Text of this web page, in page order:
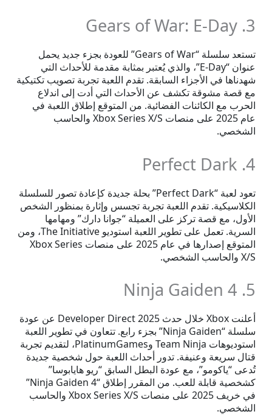
3. Gears of War: E-Day
تستعد سلسلة “Gears of War” للعودة بجزء جديد يحمل
عنوان “E-Day”، والذي يُعتبر بمثابة مقدمة للأحداث التي
شهدناها في الأجزاء السابقة. تقدم اللعبة تجربة تصويب تكتيكية
مع قصة مشوقة تكشف عن الأحداث التي أدت إلى اندلاع
الحرب مع الكائنات الفضائية. من المتوقع إطلاق اللعبة في
عام 2025 على منصات Xbox Series X/S والحاسب
الشخصي.
4. Perfect Dark
تعود لعبة “Perfect Dark” بحلة جديدة كإعادة تصور للسلسلة
الكلاسيكية. تقدم اللعبة تجربة تجسس وإثارة بمنظور الشخص
الأول، مع قصة تركز على العميلة “جوانا دارك” ومهامها
السرية. تعمل على تطوير اللعبة استوديو The Initiative، ومن
المتوقع إصدارها في عام 2025 على منصات Xbox Series
X/S والحاسب الشخصي.
5. Ninja Gaiden 4
أعلنت Xbox خلال حدث Developer Direct 2025 عن عودة
سلسلة “Ninja Gaiden” بجزء رابع. تتعاون في تطوير اللعبة
استوديوهات Team Ninja وPlatinumGames، لتقديم تجربة
قتال سريعة وعنيفة. تدور أحداث اللعبة حول شخصية جديدة
تُدعى “ياكومو”، مع عودة البطل السابق “ريو هايابوسا”
كشخصية قابلة للعب. من المقرر إطلاق “Ninja Gaiden 4”
في خريف 2025 على منصات Xbox Series X/S والحاسب
الشخصي.